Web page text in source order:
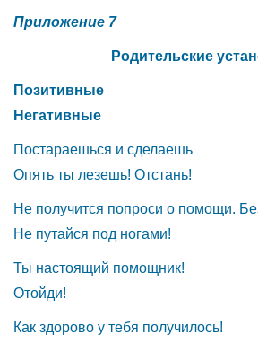
Приложение 7
Родительские
Негативные
Постараешься и
Опять ты лезешь! Отстань!
Не получится попроси о помощи.
Не путайся под ногами!
Ты настоящий
Отойди!
Как здорово у тебя